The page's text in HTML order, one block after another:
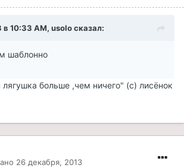
в 10:33 AM, usolo сказал:
шаблонно
больше ,чем ничего" (с) лисёнок
26 декабря, 2013